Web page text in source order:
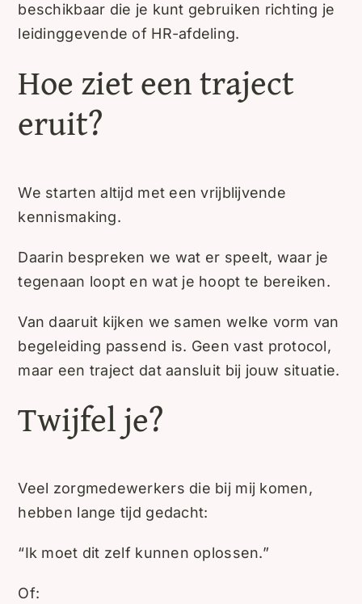
beschikbaar die je kunt gebruiken richting je
leidinggevende of HR-afdeling.
Hoe ziet een traject
eruit?
We starten altijd met een vrijblijvende
kennismaking.
Daarin bespreken we wat er speelt, waar je
tegenaan loopt en wat je hoopt te bereiken.
Van daaruit kijken we samen welke vorm van
begeleiding passend is. Geen vast protocol,
maar een traject dat aansluit bij jouw situatie.
Twijfel je?
Veel zorgmedewerkers die bij mij komen,
hebben lange tijd gedacht:
“Ik moet dit zelf kunnen oplossen.”
Of: